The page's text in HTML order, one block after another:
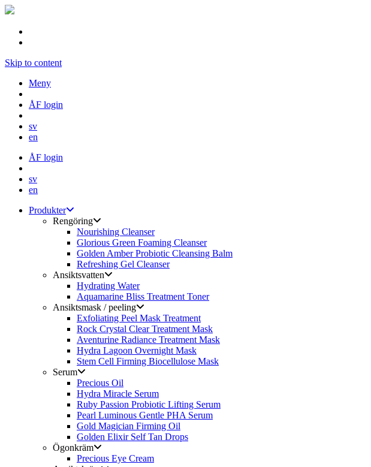
Skip to content
Meny
ÅF login
sv
en
ÅF login
sv
en
Produkter
Rengöring
Nourishing Cleanser
Glorious Green Foaming Cleanser
Golden Amber Probiotic Cleansing Balm
Refreshing Gel Cleanser
Ansiktsvatten
Hydrating Water
Aquamarine Bliss Treatment Toner
Ansiktsmask / peeling
Exfoliating Peel Mask Treatment
Rock Crystal Clear Treatment Mask
Aventurine Radiance Treatment Mask
Hydra Lagoon Overnight Mask
Stem Cell Firming Biocellulose Mask
Serum
Precious Oil
Hydra Miracle Serum
Ruby Passion Probiotic Lifting Serum
Pearl Luminous Gentle PHA Serum
Gold Magician Firming Oil
Golden Elixir Self Tan Drops
Ögonkräm
Precious Eye Cream